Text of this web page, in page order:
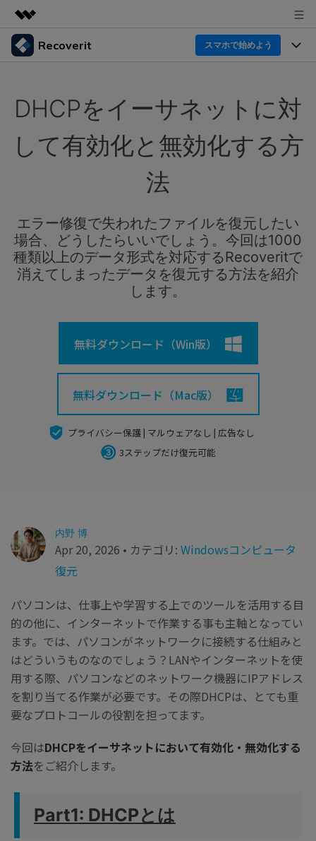
製品
概要
企業情報
プラン＆価格
Recoverit スマホで始めよう
Recoverit for Windows
Windowsデータ復元ならRecoverit！確実な復元技術と
スマホで始めよう
Recoverit for Mac
AI
Macの大切なデータを制限なく完全復元
消えたデータ/ 誤削除したデータも完全無料で復元
スマホで始めよう
UBackit - データバックアップ
機能一覧
ドライブから復元
削除されたメディアを復元
独自の復元ソリューション 新着
ドキュメントを復元
データ損失のシナリオ
すべての機能を確認
データ復元事例
外付けデバイス復元
パソコン復元
その他の復元
詳しくは
データ復元の専門家
カスタマーストーリー
Recoveritをよりよく活用
操作ガイド
ログイン
search
スマホで始めよう
DHCPをイーサネットに対
して有効化と無効化する方
法
エラー修復で失われたファイルを復元したい
場合、どうしたらいいでしょう。今回は1000
種類以上のデータ形式を対応するRecoveritで
消えてしまったデータを復元する方法を紹介
します。
無料ダウンロード（Win版）
無料ダウンロード（Mac版）
プライバシー保護 | マルウェアなし | 広告なし
3ステップだけ復元可能
内野 博
Apr 20, 2026 • カテゴリ: Windowsコンピュータ
復元
パソコンは、仕事上や学習する上でのツールを活用する目
的の他に、インターネットで作業する事も主軸となってい
ます。では、パソコンがネットワークに接続する仕組みと
はどういうものなのでしょう？LANやインターネットを使
用する際、パソコンなどのネットワーク機器にIPアドレス
を割り当てる作業が必要です。その際DHCPは、とても重
要なプロトコールの役割を担ってます。
今回はDHCPをイーサネットにおいて有効化・無効化する
方法をご紹介します。
Part1: DHCPとは